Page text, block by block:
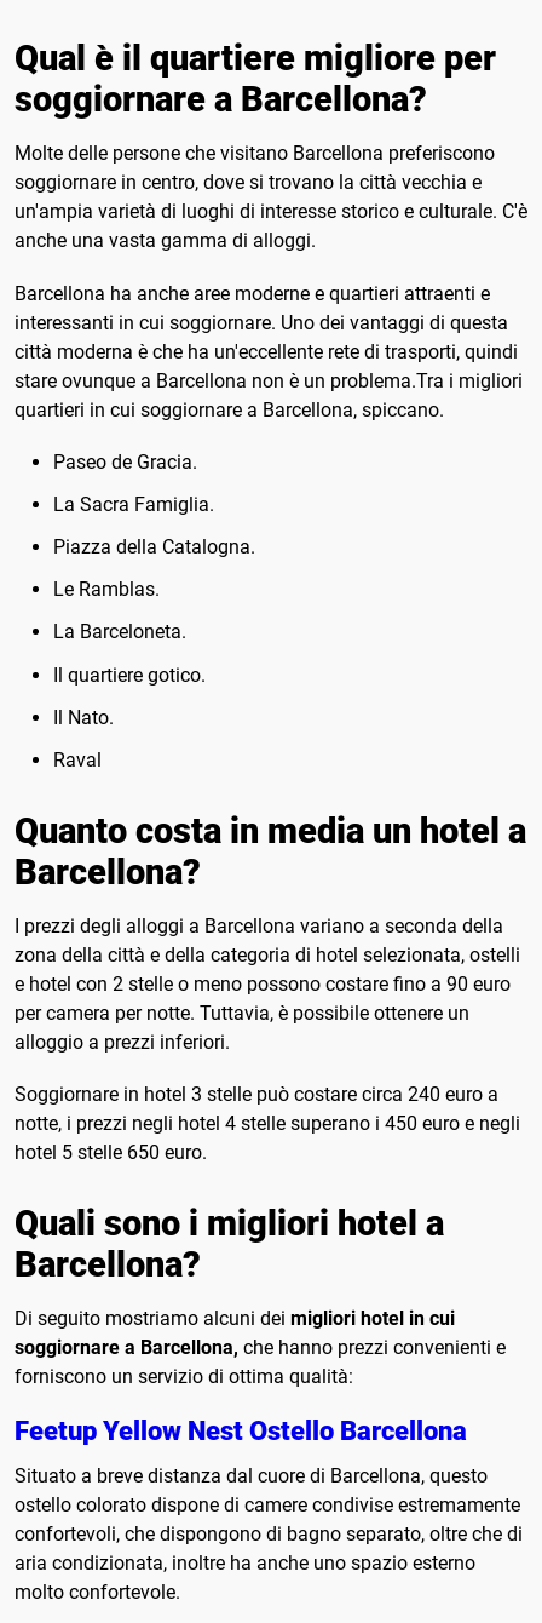
Qual è il quartiere migliore per
soggiornare a Barcellona?
Molte delle persone che visitano Barcellona preferiscono
soggiornare in centro, dove si trovano la città vecchia e
un'ampia varietà di luoghi di interesse storico e culturale. C'è
anche una vasta gamma di alloggi.
Barcellona ha anche aree moderne e quartieri attraenti e
interessanti in cui soggiornare. Uno dei vantaggi di questa
città moderna è che ha un'eccellente rete di trasporti, quindi
stare ovunque a Barcellona non è un problema.Tra i migliori
quartieri in cui soggiornare a Barcellona, ​​spiccano.
Paseo de Gracia.
La Sacra Famiglia.
Piazza della Catalogna.
Le Ramblas.
La Barceloneta.
Il quartiere gotico.
Il Nato.
Raval
Quanto costa in media un hotel a
Barcellona?
I prezzi degli alloggi a Barcellona variano a seconda della
zona della città e della categoria di hotel selezionata, ostelli
e hotel con 2 stelle o meno possono costare fino a 90 euro
per camera per notte. Tuttavia, è possibile ottenere un
alloggio a prezzi inferiori.
Soggiornare in hotel 3 stelle può costare circa 240 euro a
notte, i prezzi negli hotel 4 stelle superano i 450 euro e negli
hotel 5 stelle 650 euro.
Quali sono i migliori hotel a
Barcellona?
Di seguito mostriamo alcuni dei migliori hotel in cui
soggiornare a Barcellona, ​​​​che hanno prezzi convenienti e
forniscono un servizio di ottima qualità:
Feetup Yellow Nest Ostello Barcellona
Situato a breve distanza dal cuore di Barcellona, ​​​​questo
ostello colorato dispone di camere condivise estremamente
confortevoli, che dispongono di bagno separato, oltre che di
aria condizionata, inoltre ha anche uno spazio esterno
molto confortevole.